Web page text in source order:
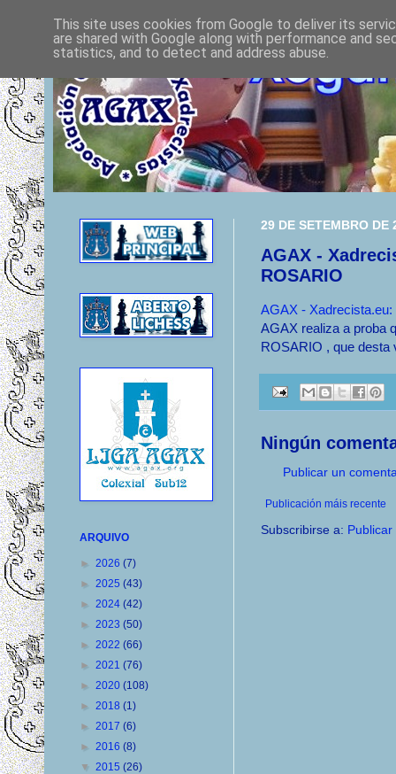
29 DE SETEMBRO DE
AGAX -
ROSARIO
AGAX -
AGAX realiza a proba
ROSARIO , que desta
Ningún
Publicar un
Publicación máis recente
Subscribirse a:
ARQUIVO
► 2026 (7)
► 2025 (43)
► 2024 (42)
► 2023 (50)
► 2022 (66)
► 2021 (76)
► 2020 (108)
► 2018 (1)
► 2017 (6)
► 2016 (8)
▼ 2015 (26)
This site uses cookies from Google to deliver its
are shared with Google along with performance and
statistics, and to detect and address abuse.